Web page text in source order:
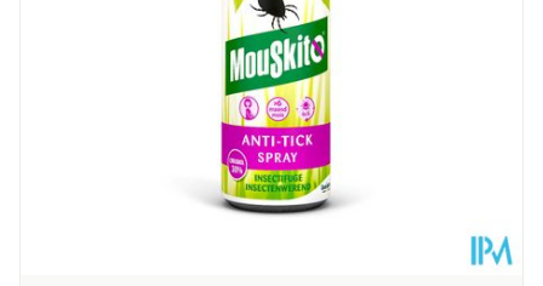
Kamertemperatuur (15°C -
25°C)